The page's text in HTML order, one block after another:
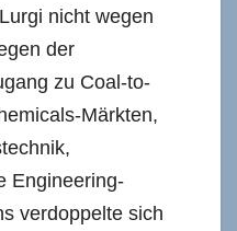
nicht wegen
der
zu Coal-to-
Märkten,
Engineering-
verdoppelte sich